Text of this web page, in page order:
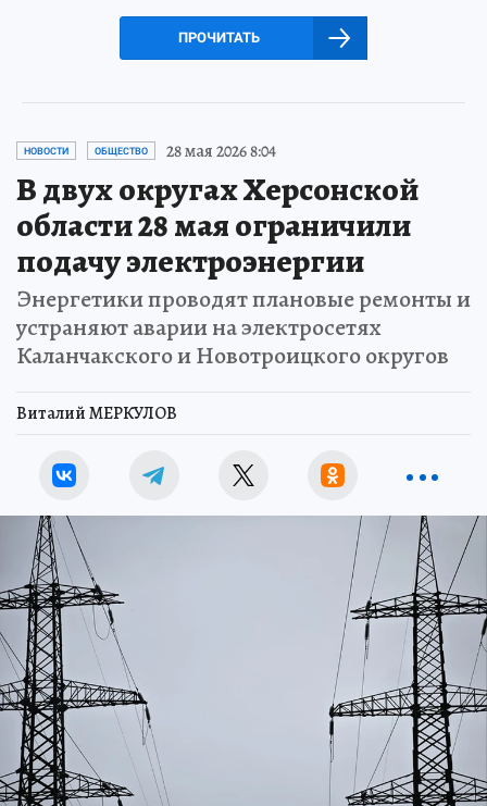
ПРОЧИТАТЬ
НОВОСТИ ОБЩЕСТВО 28 мая 2026 8:04
В двух округах Херсонской
области 28 мая ограничили
подачу электроэнергии
Энергетики проводят плановые ремонты и
устраняют аварии на электросетях
Каланчакского и Новотроицкого округов
Виталий МЕРКУЛОВ